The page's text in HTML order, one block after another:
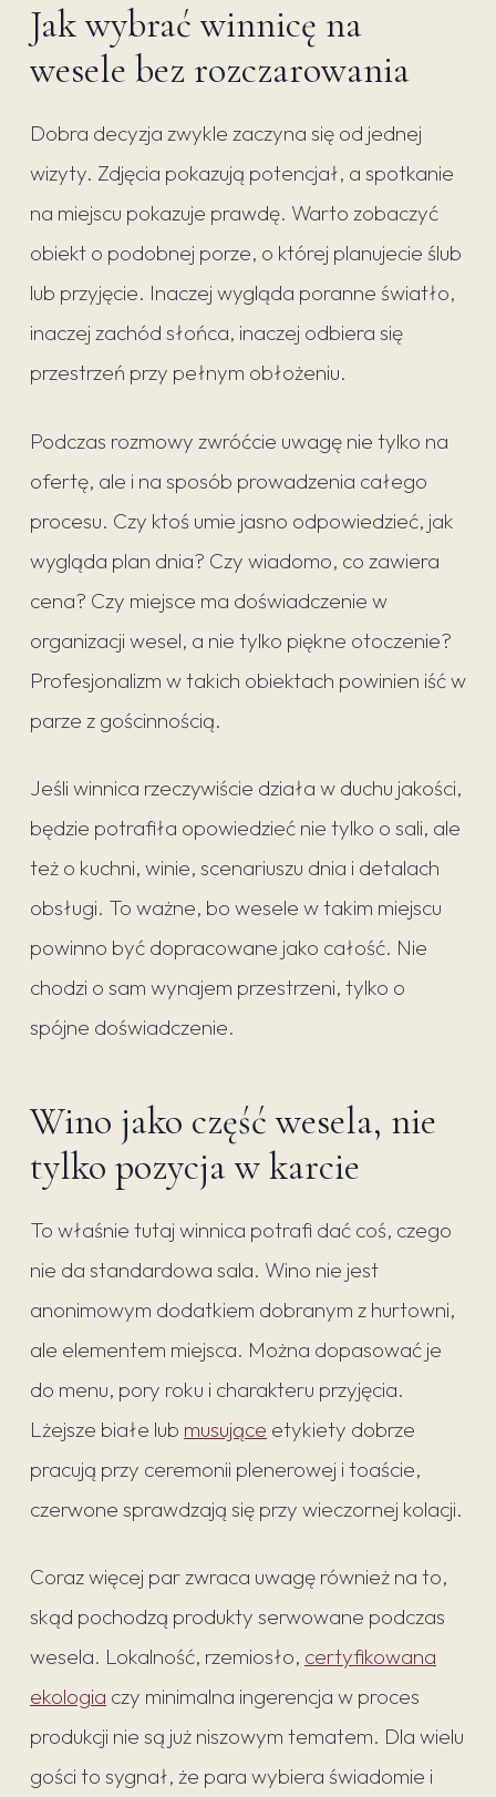
Jak wybrać winnicę na
wesele bez rozczarowania
Dobra decyzja zwykle zaczyna się od jednej
wizyty. Zdjęcia pokazują potencjał, a spotkanie
na miejscu pokazuje prawdę. Warto zobaczyć
obiekt o podobnej porze, o której planujecie ślub
lub przyjęcie. Inaczej wygląda poranne światło,
inaczej zachód słońca, inaczej odbiera się
przestrzeń przy pełnym obłożeniu.
Podczas rozmowy zwróćcie uwagę nie tylko na
ofertę, ale i na sposób prowadzenia całego
procesu. Czy ktoś umie jasno odpowiedzieć, jak
wygląda plan dnia? Czy wiadomo, co zawiera
cena? Czy miejsce ma doświadczenie w
organizacji wesel, a nie tylko piękne otoczenie?
Profesjonalizm w takich obiektach powinien iść w
parze z gościnnością.
Jeśli winnica rzeczywiście działa w duchu jakości,
będzie potrafiła opowiedzieć nie tylko o sali, ale
też o kuchni, winie, scenariuszu dnia i detalach
obsługi. To ważne, bo wesele w takim miejscu
powinno być dopracowane jako całość. Nie
chodzi o sam wynajem przestrzeni, tylko o
spójne doświadczenie.
Wino jako część wesela, nie
tylko pozycja w karcie
To właśnie tutaj winnica potrafi dać coś, czego
nie da standardowa sala. Wino nie jest
anonimowym dodatkiem dobranym z hurtowni,
ale elementem miejsca. Można dopasować je
do menu, pory roku i charakteru przyjęcia.
Lżejsze białe lub musujące etykiety dobrze
pracują przy ceremonii plenerowej i toaście,
czerwone sprawdzają się przy wieczornej kolacji.
Coraz więcej par zwraca uwagę również na to,
skąd pochodzą produkty serwowane podczas
wesela. Lokalność, rzemiosło, certyfikowana
ekologia czy minimalna ingerencja w proces
produkcji nie są już niszowym tematem. Dla wielu
gości to sygnał, że para wybiera świadomie i